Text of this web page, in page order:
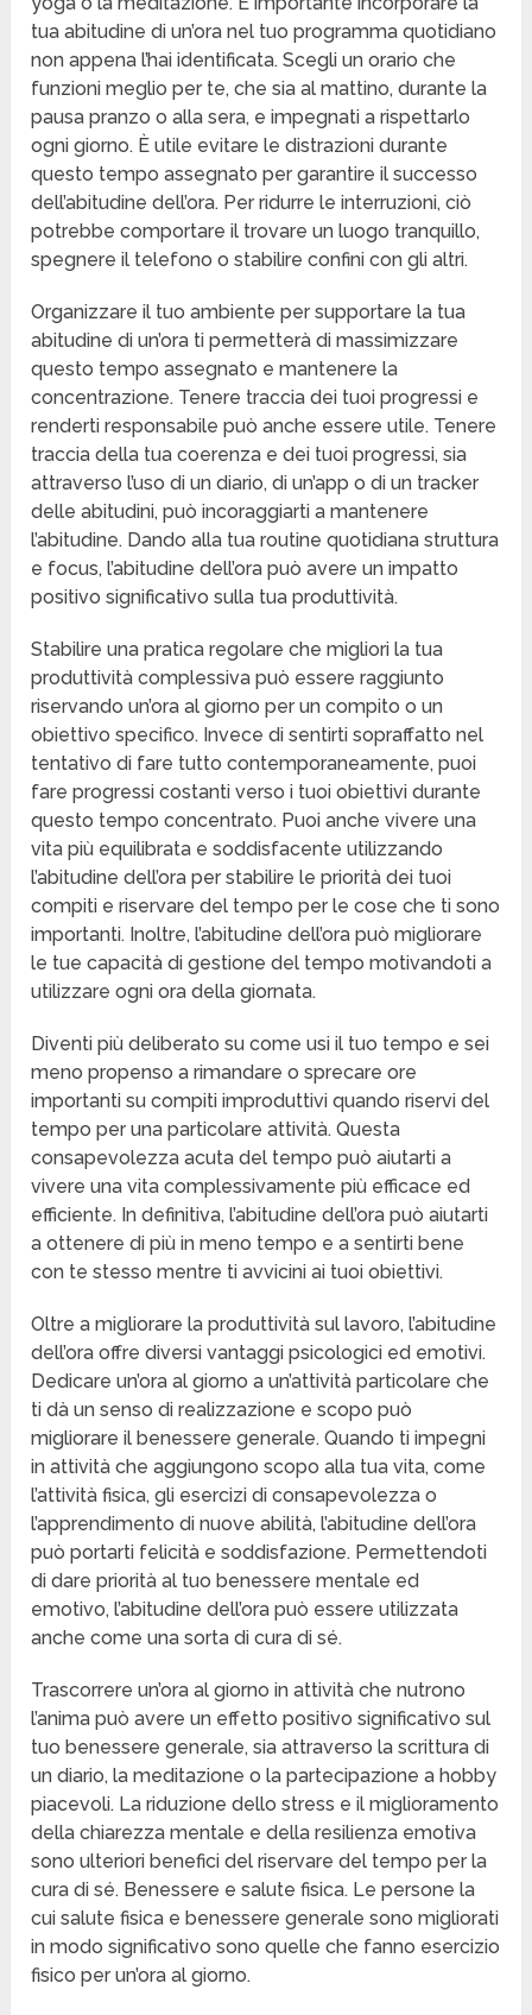
tua abitudine di un’ora nel tuo programma quotidiano
non appena l’hai identificata. Scegli un orario che
funzioni meglio per te, che sia al mattino, durante la
pausa pranzo o alla sera, e impegnati a rispettarlo
ogni giorno. È utile evitare le distrazioni durante
questo tempo assegnato per garantire il successo
dell’abitudine dell’ora. Per ridurre le interruzioni, ciò
potrebbe comportare il trovare un luogo tranquillo,
spegnere il telefono o stabilire confini con gli altri.
Organizzare il tuo ambiente per supportare la tua
abitudine di un’ora ti permetterà di massimizzare
questo tempo assegnato e mantenere la
concentrazione. Tenere traccia dei tuoi progressi e
renderti responsabile può anche essere utile. Tenere
traccia della tua coerenza e dei tuoi progressi, sia
attraverso l’uso di un diario, di un’app o di un tracker
delle abitudini, può incoraggiarti a mantenere
l’abitudine. Dando alla tua routine quotidiana struttura
e focus, l’abitudine dell’ora può avere un impatto
positivo significativo sulla tua produttività.
Stabilire una pratica regolare che migliori la tua
produttività complessiva può essere raggiunto
riservando un’ora al giorno per un compito o un
obiettivo specifico. Invece di sentirti sopraffatto nel
tentativo di fare tutto contemporaneamente, puoi
fare progressi costanti verso i tuoi obiettivi durante
questo tempo concentrato. Puoi anche vivere una
vita più equilibrata e soddisfacente utilizzando
l’abitudine dell’ora per stabilire le priorità dei tuoi
compiti e riservare del tempo per le cose che ti sono
importanti. Inoltre, l’abitudine dell’ora può migliorare
le tue capacità di gestione del tempo motivandoti a
utilizzare ogni ora della giornata.
Diventi più deliberato su come usi il tuo tempo e sei
meno propenso a rimandare o sprecare ore
importanti su compiti improduttivi quando riservi del
tempo per una particolare attività. Questa
consapevolezza acuta del tempo può aiutarti a
vivere una vita complessivamente più efficace ed
efficiente. In definitiva, l’abitudine dell’ora può aiutarti
a ottenere di più in meno tempo e a sentirti bene
con te stesso mentre ti avvicini ai tuoi obiettivi.
Oltre a migliorare la produttività sul lavoro, l’abitudine
dell’ora offre diversi vantaggi psicologici ed emotivi.
Dedicare un’ora al giorno a un’attività particolare che
ti dà un senso di realizzazione e scopo può
migliorare il benessere generale. Quando ti impegni
in attività che aggiungono scopo alla tua vita, come
l’attività fisica, gli esercizi di consapevolezza o
l’apprendimento di nuove abilità, l’abitudine dell’ora
può portarti felicità e soddisfazione. Permettendoti
di dare priorità al tuo benessere mentale ed
emotivo, l’abitudine dell’ora può essere utilizzata
anche come una sorta di cura di sé.
Trascorrere un’ora al giorno in attività che nutrono
l’anima può avere un effetto positivo significativo sul
tuo benessere generale, sia attraverso la scrittura di
un diario, la meditazione o la partecipazione a hobby
piacevoli. La riduzione dello stress e il miglioramento
della chiarezza mentale e della resilienza emotiva
sono ulteriori benefici del riservare del tempo per la
cura di sé. Benessere e salute fisica. Le persone la
cui salute fisica e benessere generale sono migliorati
in modo significativo sono quelle che fanno esercizio
fisico per un’ora al giorno.